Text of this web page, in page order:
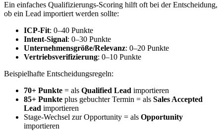
Ein einfaches Qualifizierungs-Scoring hilft oft bei der Entscheidung,
ob ein Lead importiert werden sollte:
ICP-Fit: 0–40 Punkte
Intent-Signal: 0–30 Punkte
Unternehmensgröße/Relevanz: 0–20 Punkte
Vertriebsverifizierung: 0–10 Punkte
Beispielhafte Entscheidungsregeln:
70+ Punkte = als Qualified Lead importieren
85+ Punkte plus gebuchter Termin = als Sales Accepted
Lead importieren
Stage-Wechsel zur Opportunity = als Opportunity
importieren